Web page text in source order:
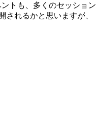
トも、多くのセッション
されるかと思いますが、